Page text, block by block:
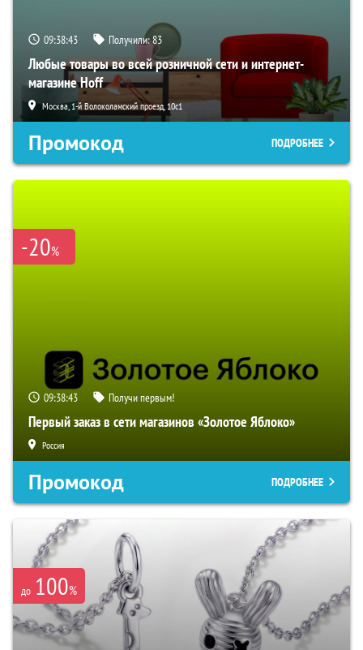
09:38:42 Получили:83
Любые товары во всей розничной сети и интернет-
магазине Hoff
Москва, 1-й Волоколамский проезд, 10с1
Промокод ПОДРОБНЕЕ
-20%
09:38:42 Получи первым!
Первый заказ в сети магазинов «Золотое Яблоко»
Россия
Промокод ПОДРОБНЕЕ
до 100%